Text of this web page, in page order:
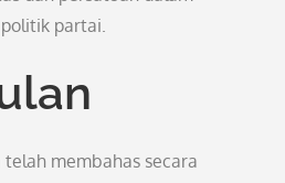
partai.
membahas secara